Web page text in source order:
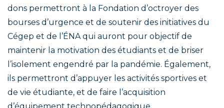
dons permettront à la Fondation d’octroyer des
bourses d’urgence et de soutenir des initiatives du
Cégep et de l’ÉNA qui auront pour objectif de
maintenir la motivation des étudiants et de briser
l’isolement engendré par la pandémie. Également,
ils permettront d’appuyer les activités sportives et
de vie étudiante, et de faire l’acquisition